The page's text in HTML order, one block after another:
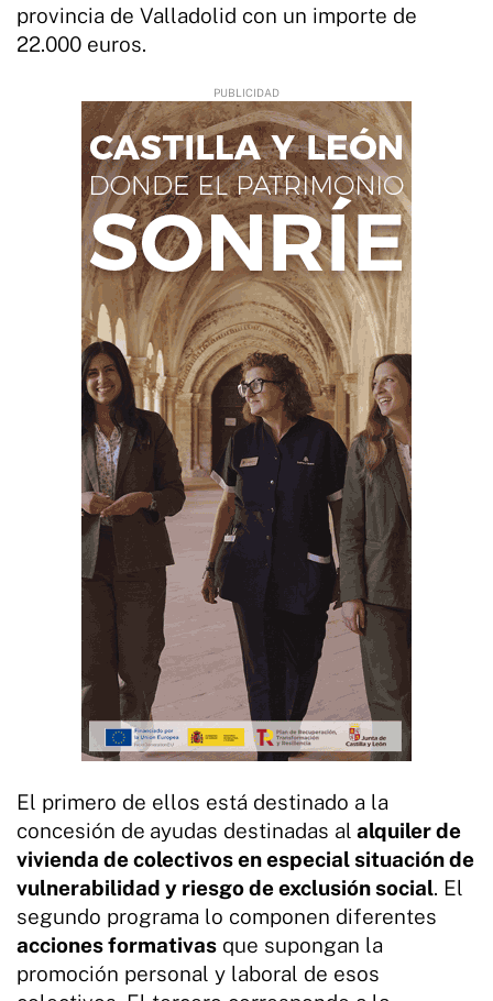
provincia de Valladolid con un importe de
22.000 euros.
El primero de ellos está destinado a la
concesión de ayudas destinadas al alquiler de
vivienda de colectivos en especial situación de
vulnerabilidad y riesgo de exclusión social. El
segundo programa lo componen diferentes
acciones formativas que supongan la
promoción personal y laboral de esos